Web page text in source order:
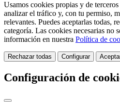
Usamos cookies propias y de
analizar el tráfico y, con tu permiso,
relevantes. Puedes aceptarlas todas,
categoría. Las cookies necesarias no
información en nuestra Política de
Rechazar todas Configurar
Configuración de